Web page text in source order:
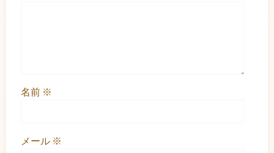
名前 ※
メール ※